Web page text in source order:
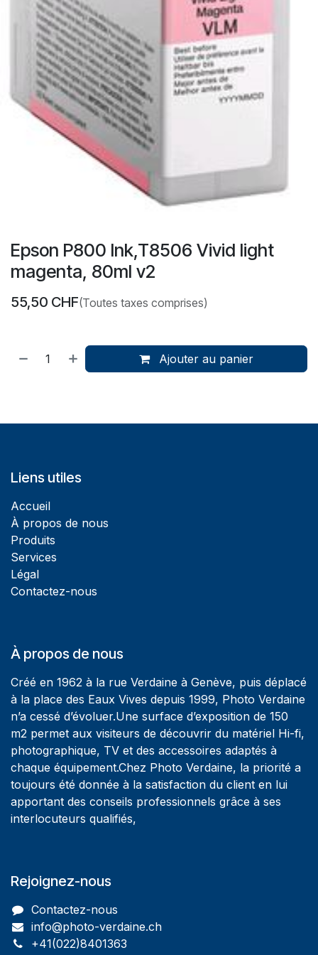
Epson P800 Ink,T8506 Vivid light
magenta, 80ml v2
55,50 CHF(Toutes taxes comprises)
Ajouter au panier
Liens utiles
Accueil
À propos de nous
Produits
Services
Légal
Contactez-nous
À propos de nous
Créé en 1962 à la rue Verdaine à Genève, puis déplacé
à la place des Eaux Vives depuis 1999, Photo Verdaine
n’a cessé d’évoluer.Une surface d’exposition de 150
m2 permet aux visiteurs de découvrir du matériel Hi-fi,
photographique, TV et des accessoires adaptés à
chaque équipement.Chez Photo Verdaine, la priorité a
toujours été donnée à la satisfaction du client en lui
apportant des conseils professionnels grâce à ses
interlocuteurs qualifiés,
Rejoignez-nous
Contactez-nous
info@photo-verdaine.ch​
​​+41(022)8401363